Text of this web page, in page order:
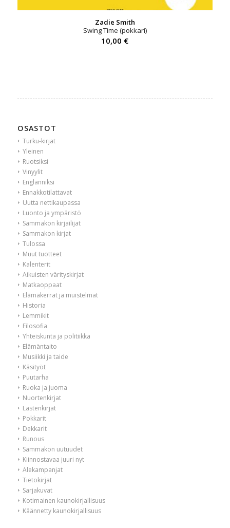
Zadie Smith
Swing Time (pokkari)
10,00 €
OSASTOT
Turku-kirjat
Yleinen
Ruotsiksi
Vinyylit
Englanniksi
Ennakkotilattavat
Uutta nettikaupassa
Luonto ja ympäristö
Sammakon kirjailijat
Sammakon kirjat
Tulossa
Muut tuotteet
Kalenterit
Aikuisten värityskirjat
Matkaoppaat
Elämäkerrat ja muistelmat
Historia
Lemmikit
Filosofia
Yhteiskunta ja politiikka
Elämäntaito
Musiikki ja taide
Käsityöt
Puutarha
Ruoka ja juoma
Nuortenkirjat
Lastenkirjat
Pokkarit
Dekkarit
Runous
Sammakon uutuudet
Kiinnostavaa juuri nyt
Alekampanjat
Tietokirjat
Sarjakuvat
Kotimainen kaunokirjallisuus
Käännetty kaunokirjallisuus